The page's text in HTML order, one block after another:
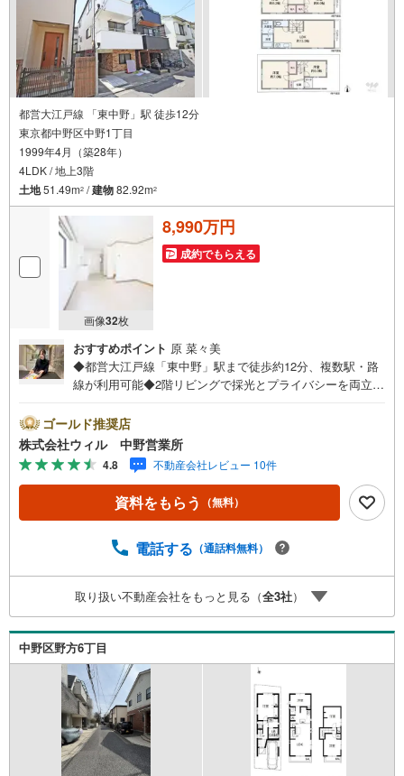
都営大江戸線 「東中野」駅 徒歩12分
東京都中野区中野1丁目
1999年4月（築28年）
4LDK / 地上3階
土地51.49m2 /建物82.92m2
画像32枚
8,990万円
成約でもらえる
おすすめポイント 原 菜々美
◆都営大江戸線「東中野」駅まで徒歩約12分、複数駅・路
線が利用可能◆2階リビングで採光とプライバシーを両立し
仕様◆家事の負担を軽減する食洗器搭載キッチン◆雨の日
のお洗濯にも活躍する浴室暖房乾燥機付き◆2階に水回り設
備が集約され家事動線も良好◆全居室2面からの採光・通風
が得られる心地よい住空間◆全居室5帖以上のゆとりの広さ
でプライベート空間も充実◆「谷戸小学校」まで徒歩約2分
「中野東中学校」まで徒歩約11分◆「マルマンストア中野
お電話が繋がりやすくなっております。ぜひお気軽にご連
る（無料）」ボタンよりご希望の日時をご記入いただけま
すとスムーズにご案内が可能です。【ウィル不動産販売は
ここが強み】（1）住宅ローンに精通したローン専門部署が
あります！（2）施工実績多数のリフォーム部門も社内にあ
ります！（3）定休日なし！
ゴールド推奨店
株式会社ウィル 中野営業所
4.8 不動産会社レビュー 10件
資料をもらう （無料）
電話する （通話料無料）
取り扱い不動産会社をもっと見る（全3社）
中野区野方6丁目